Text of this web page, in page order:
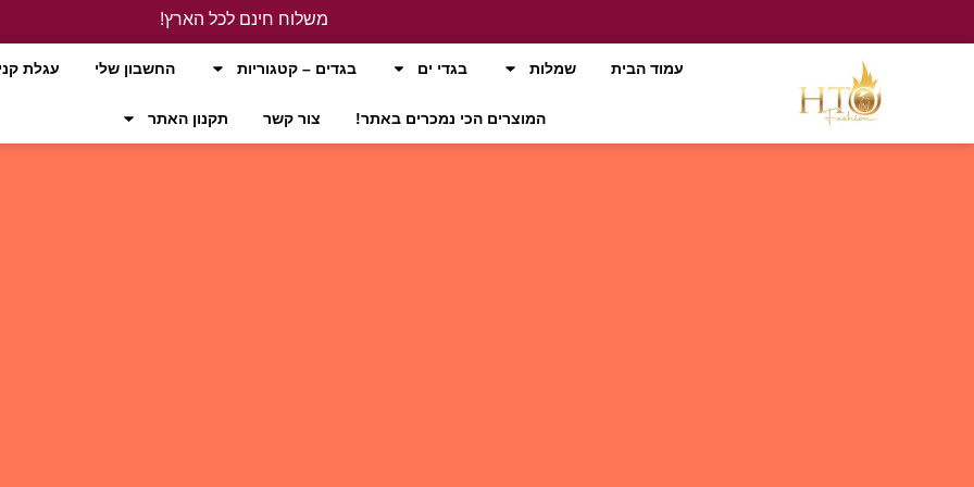
משלוח חינם לכל הארץ!
עמוד הבית
שמלות בגדי ים בגדים – קטגוריות החשבון שלי עגלת
המוצרים הכי נמכרים באתר! צור קשר תקנון האתר